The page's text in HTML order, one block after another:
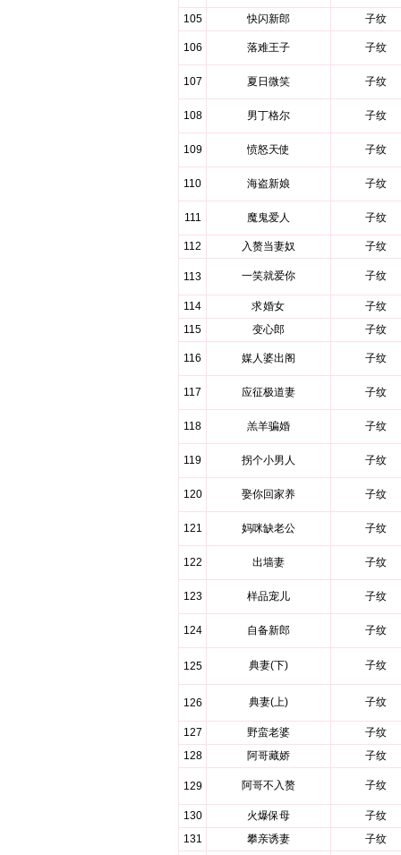
105 快闪新郎 子纹
106 落难王子 子纹
107 夏日微笑 子纹
108 男丁格尔 子纹
109 愤怒天使 子纹
110 海盗新娘 子纹
111 魔鬼爱人 子纹
112 入赘当妻奴 子纹
113 一笑就爱你 子纹
114 求婚女
子纹
115
变心郎 子纹
116 媒人婆出阁 子纹
117 应征极道妻 子纹
118 羔羊骗婚 子纹
119 拐个小男人 子纹
120 娶你回家养 子纹
121 妈咪缺老公 子纹
122 出墙妻 子纹
123 样品宠儿 子纹
124 自备新郎 子纹
125 典妻(下) 子纹
126 典妻(上) 子纹
127 野蛮老婆
子纹
128
阿哥藏娇 子纹
129 阿哥不入赘 子纹
130 火爆保母
子纹
131
攀亲诱妻
子纹